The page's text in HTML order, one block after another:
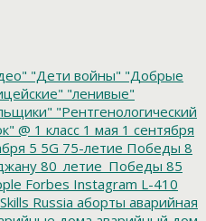
"Дети войны" "Добрые
"ленивые"
"Рентгенологический
@ 1 класс 1 мая 1 сентября
5 5G 75-летие Победы 8
80_летие_Победы 85
Forbes Instagram L-410
Russia аборты аварийная